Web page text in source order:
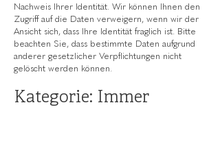
Nachweis Ihrer Identität. Wir können Ihnen den
Zugriff auf die Daten verweigern, wenn wir der
Ansicht sich, dass Ihre Identität fraglich ist. Bitte
beachten Sie, dass bestimmte Daten aufgrund
anderer gesetzlicher Verpflichtungen nicht
gelöscht werden können.
Kategorie: Immer